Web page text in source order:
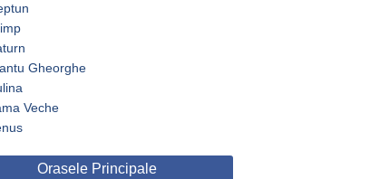
Gheorghe
Veche
Orasele Principale